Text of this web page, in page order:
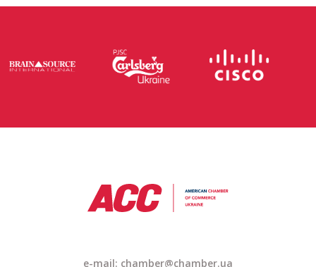
e-mail: chamber@chamber.ua